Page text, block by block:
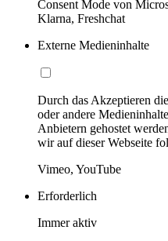
Consent Mode von
Klarna, Freshchat
Externe Medieninhalte
Durch das Akzeptieren
oder andere
Anbietern gehostet
wir auf dieser Webseite
Vimeo, YouTube
Erforderlich
Immer aktiv